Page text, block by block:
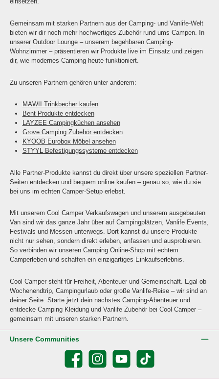
Gemeinsam mit starken Partnern aus der Camping- und Vanlife-Welt
bieten wir dir noch mehr hochwertiges Zubehör rund ums Campen. In
unserer Outdoor Lounge – unserem begehbaren Camping-
Wohnzimmer – präsentieren wir Produkte live im Einsatz und zeigen
dir, wie modernes Camping heute funktioniert.
Zu unseren Partnern gehören unter anderem:
MAWII Trinkbecher kaufen
Bent Produkte entdecken
LAYZEE Campingküchen ansehen
Grove Camping Zubehör entdecken
KYOOB Eurobox Möbel ansehen
STYYL Befestigungssysteme entdecken
Alle Partner-Produkte kannst du direkt über unsere speziellen Partner-
Seiten entdecken und bequem online kaufen – genau so, wie du sie
bei uns im echten Camper-Setup erlebst.
Mit unserem Cool Camper Verkaufswagen und unserem ausgebauten
Van sind wir das ganze Jahr über auf Campingplätzen, Vanlife Events,
Festivals und Messen unterwegs. Dort kannst du unsere Produkte
nicht nur sehen, sondern direkt erleben, anfassen und ausprobieren.
So verbinden wir unseren Camping Online-Shop mit echtem
Camperleben und schaffen ein einzigartiges Einkaufserlebnis.
Cool Camper steht für Freiheit, Abenteuer und Gemeinschaft. Egal ob
Wochenendtrip, Campingurlaub oder große Vanlife-Reise – wir sind an
deiner Seite. Starte jetzt dein nächstes Camping-Abenteuer und
entdecke Camping Kleidung und Vanlife Zubehör bei Cool Camper –
gemeinsam mit unseren starken Partnern.
Unsere Communities
Facebook Instagram YouTube TikTok